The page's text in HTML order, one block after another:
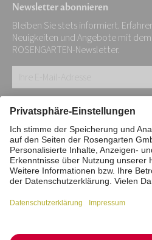
Newsletter abonnieren
Bleiben Sie stets informiert.
Neuigkeiten und Angebote mit dem
ROSENGARTEN-Newsletter.
E-
Mail-
Adresse:
*
Impressum Datenschutz
Interne Meldestelle
Barrierefreiheitserklärung